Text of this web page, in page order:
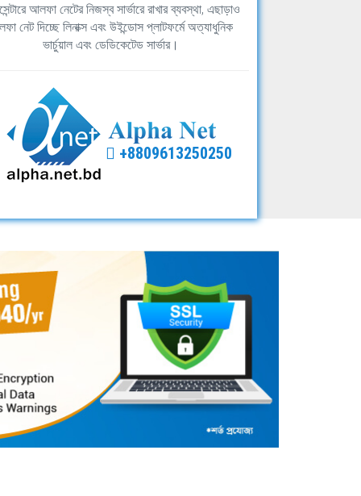
আলফা নেটের নিজস্ব সার্ভারে রাখার ব্যবস্থা, এছাড়াও
নেট দিচ্ছে লিনাক্স এবং উইন্ডোস প্লাটফর্মে অত্যাধুনিক
ভার্চুয়াল এবং ডেডিকেটেড সার্ভার।
+8809613250250